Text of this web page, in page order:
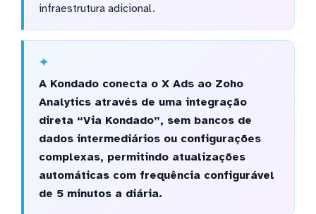
infraestrutura adicional.
A Kondado conecta o X Ads ao Zoho
Analytics através de uma integração
direta “Via Kondado”, sem bancos de
dados intermediários ou configurações
complexas, permitindo atualizações
automáticas com frequência configurável
de 5 minutos a diária.